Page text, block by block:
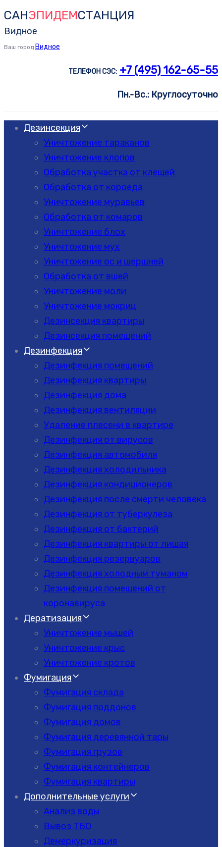
Skip
links
Skip
to
primary
САНЭПИДЕМСТАНЦИЯ
Видное
Ваш город Видное
ТЕЛЕФОН СЭС: +7 (495) 162-65-55
Пн.-Вс.: Круглосуточно
Дезинсекция
Уничтожение тараканов
Уничтожение клопов
Обработка участка от клещей
Обработка от короеда
Уничтожение муравьев
Обработка от комаров
Уничтожение блох
Уничтожение мух
Уничтожение ос и шершней
Обработка от вшей
Уничтожение моли
Уничтожение мокриц
Дезинсекция квартиры
Дезинсекция помещений
Дезинфекция
Дезинфекция помещений
Дезинфекция квартиры
Дезинфекция дома
Дезинфекция вентиляции
Удаление плесени в квартире
Дезинфекция от вирусов
Дезинфекция автомобиля
Дезинфекция холодильника
Дезинфекция кондиционеров
Дезинфекция после смерти человека
Дезинфекция от туберкулеза
Дезинфекция от бактерий
Дезинфекция квартиры от лишая
Дезинфекция резервуаров
Дезинфекция холодным туманом
Дезинфекция помещений от
коронавируса
Дератизация
Уничтожение мышей
Уничтожение крыс
Уничтожение кротов
Фумигация
Фумигация склада
Фумигация поддонов
Фумигация домов
Фумигация деревянной тары
Фумигация грузов
Фумигация контейнеров
Фумигация квартиры
Дополнительные услуги
Анализ воды
Вывоз ТБО
Демеркуризация